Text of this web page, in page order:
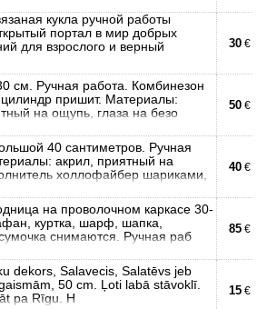
кукла ручной работы
портал в мир добрых
для взрослого и верный
30 €
см. Ручная работа. Комбинезон
пришит. Материалы:
на ощупь, глаза на безо
50 €
40 сантиметров. Ручная
акрил, приятный на
холлофайбер шариками,
40 €
на проволочном каркасе 30-
куртка, шарф, шапка,
снимаются. Ручная раб
85 €
dekors, Salavecis, Salatēvs jeb
50 cm. Ļoti labā stāvoklī.
pa Rīgu. Н
15 €